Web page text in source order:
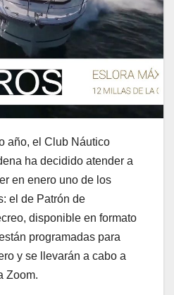
año, el Club Náutico
ha decidido atender a
en enero uno de los
el de Patrón de
disponible en formato
programadas para
y se llevarán a cabo a
Zoom.